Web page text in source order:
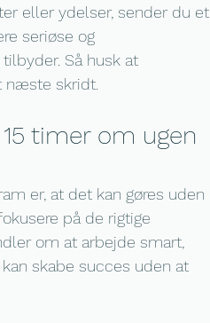
eller ydelser, sender du et
seriøse og
Så husk at
næste skridt.
timer om ugen
er, at det kan gøres uden
på de rigtige
om at arbejde smart,
skabe succes uden at